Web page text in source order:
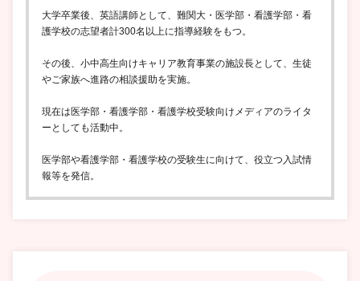
大学卒業後、英語講師として、難関大・医学部・看護学部・看
護学校の志望者計300名以上に指導経験をもつ。
その後、小中高生向けキャリア教育事業の施設長として、生徒
やご家族へ進路の相談援助を実施。
現在は医学部・看護学部・看護学校受験向けメディアのライタ
ーとしても活動中。
医学部や看護学部・看護学校の受験生に向けて、役立つ入試情
報等を発信。